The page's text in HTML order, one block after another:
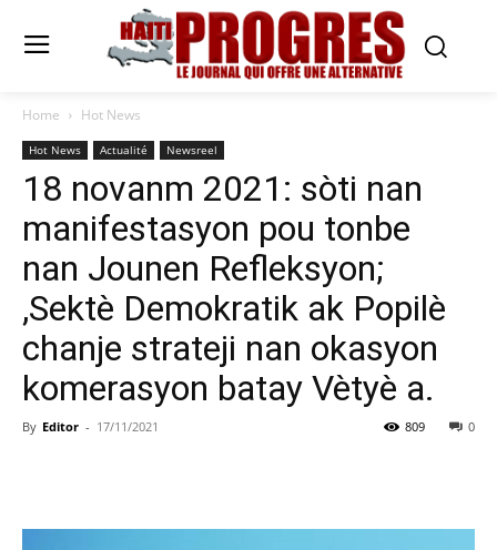
Home Hot News
Hot News Actualité Newsreel
18 novanm 2021: sòti nan
manifestasyon pou tonbe
nan Jounen Refleksyon;
,Sektè Demokratik ak Popilè
chanje strateji nan okasyon
komerasyon batay Vètyè a.
By Editor - 17/11/2021 0
809